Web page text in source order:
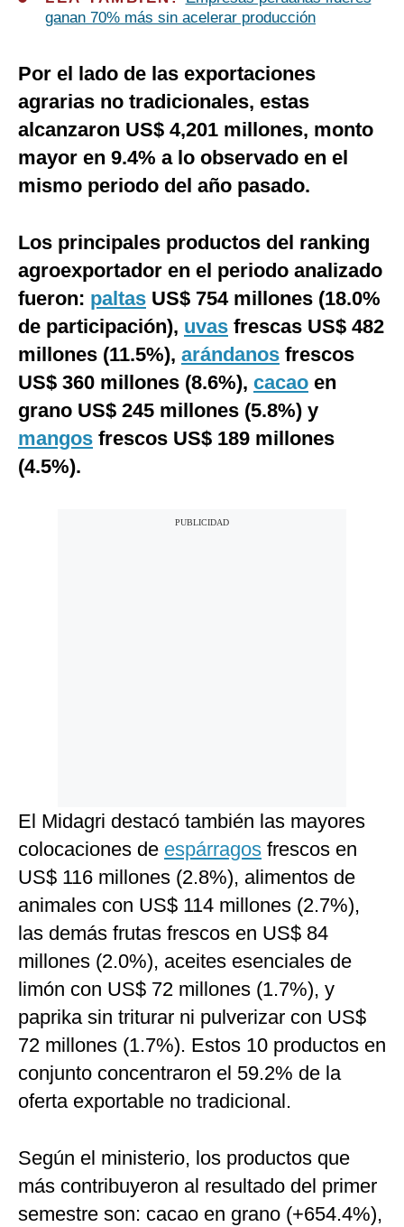
ganan 70% más sin acelerar producción
Por el lado de las exportaciones
agrarias no tradicionales, estas
alcanzaron US$ 4,201 millones, monto
mayor en 9.4% a lo observado en el
mismo periodo del año pasado.
Los principales productos del ranking
agroexportador en el periodo analizado
fueron: paltas US$ 754 millones (18.0%
de participación), uvas frescas US$ 482
millones (11.5%), arándanos frescos
US$ 360 millones (8.6%), cacao en
grano US$ 245 millones (5.8%) y
mangos frescos US$ 189 millones
(4.5%).
El Midagri destacó también las mayores
colocaciones de espárragos frescos en
US$ 116 millones (2.8%), alimentos de
animales con US$ 114 millones (2.7%),
las demás frutas frescos en US$ 84
millones (2.0%), aceites esenciales de
limón con US$ 72 millones (1.7%), y
paprika sin triturar ni pulverizar con US$
72 millones (1.7%). Estos 10 productos en
conjunto concentraron el 59.2% de la
oferta exportable no tradicional.
Según el ministerio, los productos que
más contribuyeron al resultado del primer
semestre son: cacao en grano (+654.4%),